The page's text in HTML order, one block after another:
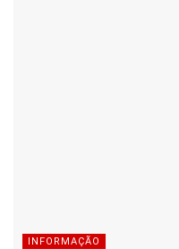
INFORMAÇÃO